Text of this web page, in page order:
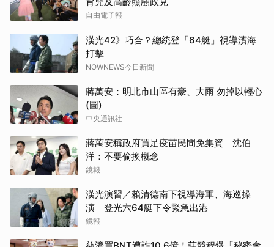
自由電子報
漢光42》巧合？總統登「64艇」視導濱海
打擊
NOWNEWS今日新聞
蔣萬安：明北市山區有豪、大雨 勿掉以輕心
(圖)
中央通訊社
蔣萬安稱政府買足疫苗民間免集資 沈伯
洋：不要偷換概念
鏡報
漢光演習／賴清德南下視導海軍、海巡操
演 登光六64艇下令緊急出港
鏡報